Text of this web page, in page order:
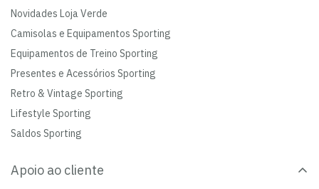
Novidades Loja Verde
Camisolas e Equipamentos Sporting
Equipamentos de Treino Sporting
Presentes e Acessórios Sporting
Retro & Vintage Sporting
Lifestyle Sporting
Saldos Sporting
Apoio ao cliente